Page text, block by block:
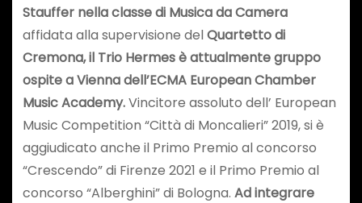
Stauffer nella classe di Musica da Camera
affidata alla supervisione delQuartetto di
Cremona, il Trio Hermes è attualmente gruppo
ospite a Vienna dell’ECMA European Chamber
Music Academy.Vincitore assoluto dell’ European
Music Competition “Città di Moncalieri” 2019, si è
aggiudicato anche il Primo Premio al concorso
“Crescendo” di Firenze 2021 e il Primo Premio al
concorso “Alberghini” di Bologna. Ad integrare